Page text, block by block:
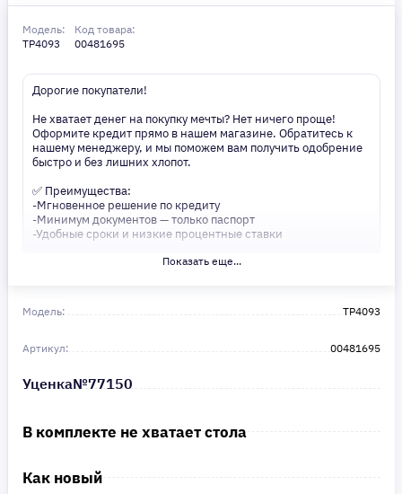
Модель:
TP4093
Код товара:
00481695
Дорогие покупатели!
Не хватает денег на покупку мечты? Нет ничего проще!
Оформите кредит прямо в нашем магазине. Обратитесь к
нашему менеджеру, и мы поможем вам получить одобрение
быстро и без лишних хлопот.
✅ Преимущества:
-Мгновенное решение по кредиту
-Минимум документов — только паспорт
-Удобные сроки и низкие процентные ставки
Не откладывайте свои желания на потом! Получите то, что
Показать еще...
Модель: TP4093
Артикул: 00481695
Уценка№77150
В комплекте не хватает стола
Как новый